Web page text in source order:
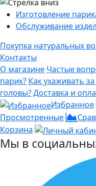
Изготовление
Обслуживание
Покупка натуральных
Контакты
О магазине Частые
парик? Как ухаживать
головы?Доставка и
Избранное
Просмотренные
Корзина
Мы в